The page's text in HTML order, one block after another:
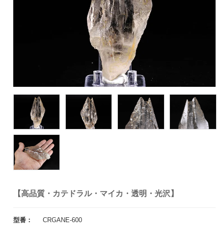
【高品質・カテドラル・マイカ・透明・光沢】
型番： CRGANE-600